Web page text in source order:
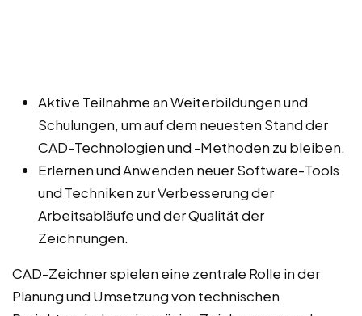
Aktive Teilnahme an Weiterbildungen und
Schulungen, um auf dem neuesten Stand der
CAD-Technologien und -Methoden zu bleiben.
Erlernen und Anwenden neuer Software-Tools
und Techniken zur Verbesserung der
Arbeitsabläufe und der Qualität der
Zeichnungen.
CAD-Zeichner spielen eine zentrale Rolle in der
Planung und Umsetzung von technischen